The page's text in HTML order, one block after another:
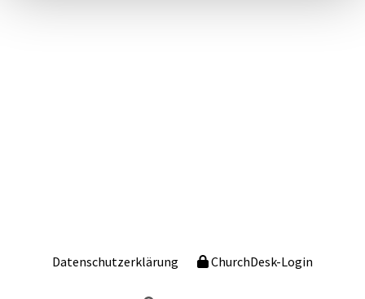
Datenschutzerklärung ChurchDesk-Login